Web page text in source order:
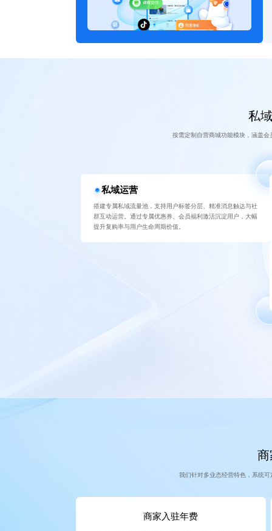
私
按需定制自营商城功能模块，涵盖
私域运营
搭建专属私域流量池，支持用户标签分层、精准消息触达与社
群互动运营。通过专属优惠券、会员福利激活沉淀用户，大幅
提升复购率与用户生命周期价值。
商
我们针对多业态经营特色，系统
商家入驻年费